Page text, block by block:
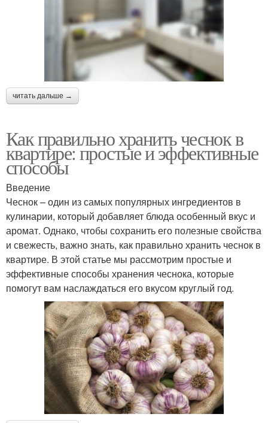
читать дальше →
Как правильно хранить чеснок в
квартире: простые и эффективные
способы
Введение
Чеснок – один из самых популярных ингредиентов в
кулинарии, который добавляет блюда особенный вкус и
аромат. Однако, чтобы сохранить его полезные свойства
и свежесть, важно знать, как правильно хранить чеснок в
квартире. В этой статье мы рассмотрим простые и
эффективные способы хранения чеснока, которые
помогут вам наслаждаться его вкусом круглый год.